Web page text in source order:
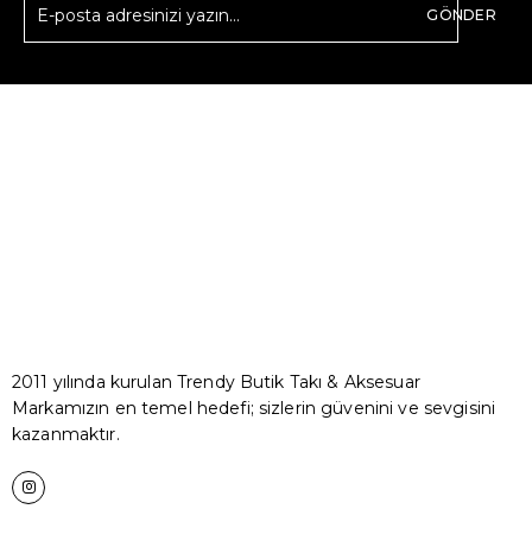
GÖNDER
2011 yılında kurulan Trendy Butik Takı & Aksesuar
Markamızın en temel hedefi; sizlerin güvenini ve sevgisini
kazanmaktır.